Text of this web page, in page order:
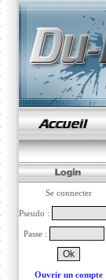
Se connecter
Pseudo :
Passe :
Ouvrir un compte